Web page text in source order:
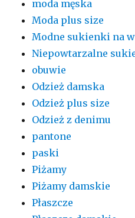
moda męska
Moda plus size
Modne sukienki na
Niepowtarzalne
obuwie
Odzież damska
Odzież plus size
Odzież z denimu
pantone
paski
Piżamy
Piżamy damskie
Płaszcze